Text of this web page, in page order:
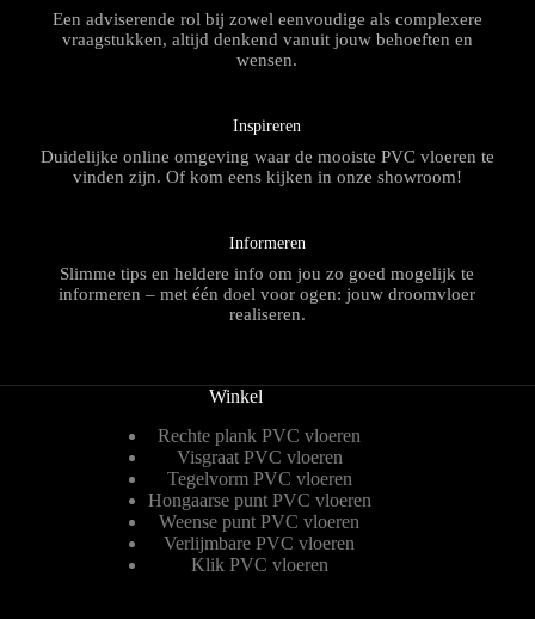
Een adviserende rol bij zowel eenvoudige als complexere
vraagstukken, altijd denkend vanuit jouw behoeften en
wensen.
Inspireren
Duidelijke online omgeving waar de mooiste PVC vloeren te
vinden zijn. Of kom eens kijken in onze showroom!
Informeren
Slimme tips en heldere info om jou zo goed mogelijk te
informeren – met één doel voor ogen: jouw droomvloer
realiseren.
Winkel
Rechte plank PVC vloeren
Visgraat PVC vloeren
Tegelvorm PVC vloeren
Hongaarse punt PVC vloeren
Weense punt PVC vloeren
Verlijmbare PVC vloeren
Klik PVC vloeren